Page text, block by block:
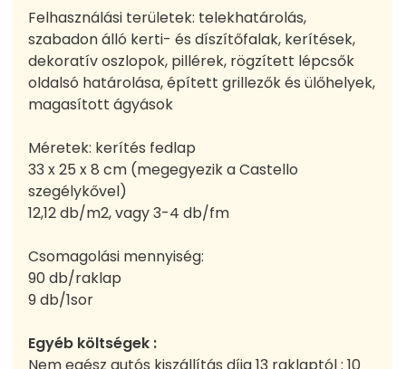
Felhasználási területek: telekhatárolás,
szabadon álló kerti- és díszítőfalak, kerítések,
dekoratív oszlopok, pillérek, rögzített lépcsők
oldalsó határolása, épített grillezők és ülőhelyek,
magasított ágyások
Méretek: kerítés fedlap
33 x 25 x 8 cm (megegyezik a Castello
szegélykővel)
12,12 db/m2, vagy 3-4 db/fm
Csomagolási mennyiség:
90 db/raklap
9 db/1sor
Egyéb költségek :